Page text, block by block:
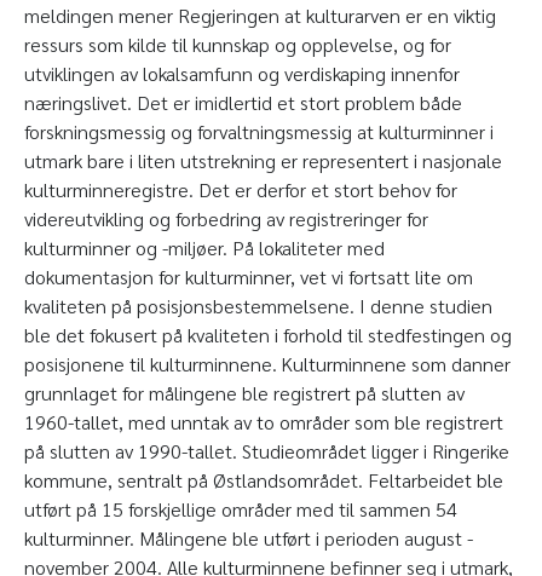
meldingen mener Regjeringen at kulturarven er en viktig
ressurs som kilde til kunnskap og opplevelse, og for
utviklingen av lokalsamfunn og verdiskaping innenfor
næringslivet. Det er imidlertid et stort problem både
forskningsmessig og forvaltningsmessig at kulturminner i
utmark bare i liten utstrekning er representert i nasjonale
kulturminneregistre. Det er derfor et stort behov for
videreutvikling og forbedring av registreringer for
kulturminner og -miljøer. På lokaliteter med
dokumentasjon for kulturminner, vet vi fortsatt lite om
kvaliteten på posisjonsbestemmelsene. I denne studien
ble det fokusert på kvaliteten i forhold til stedfestingen og
posisjonene til kulturminnene. Kulturminnene som danner
grunnlaget for målingene ble registrert på slutten av
1960-tallet, med unntak av to områder som ble registrert
på slutten av 1990-tallet. Studieområdet ligger i Ringerike
kommune, sentralt på Østlandsområdet. Feltarbeidet ble
utført på 15 forskjellige områder med til sammen 54
kulturminner. Målingene ble utført i perioden august -
november 2004. Alle kulturminnene befinner seg i utmark,